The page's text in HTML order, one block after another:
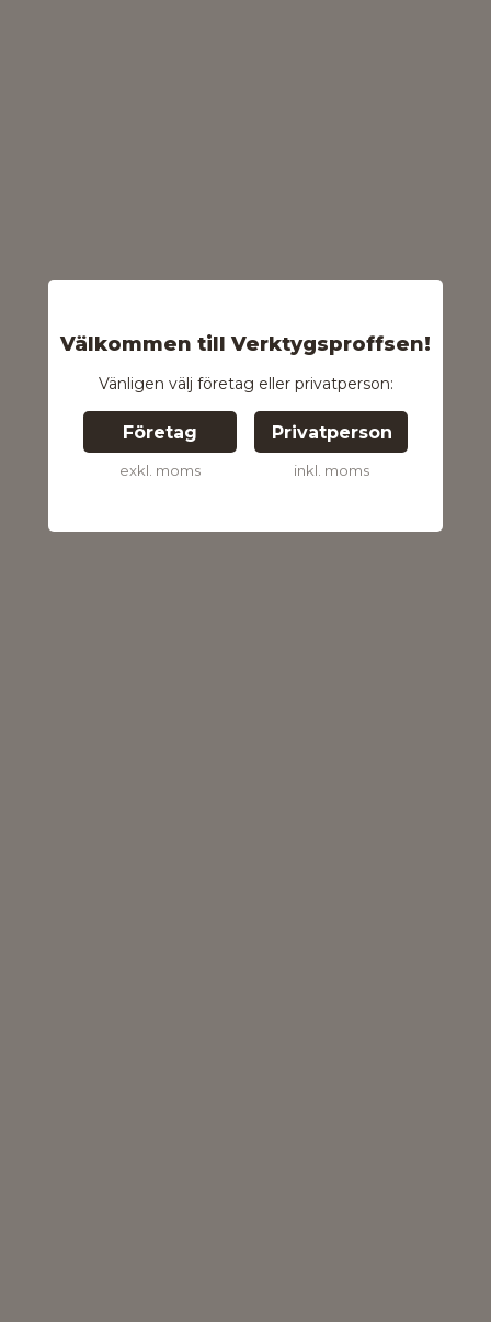
Välkommen till Verktygsproffsen!
Vänligen välj företag eller privatperson:
Företag
exkl. moms
Privatperson
inkl. moms